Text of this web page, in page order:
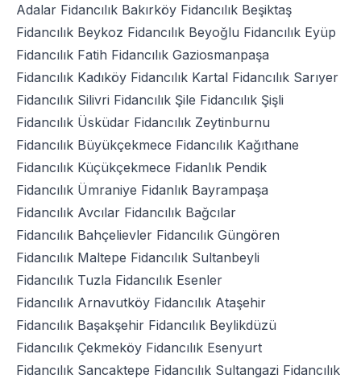
Adalar Fidancılık Bakırköy Fidancılık Beşiktaş
Fidancılık Beykoz Fidancılık Beyoğlu Fidancılık Eyüp
Fidancılık Fatih Fidancılık Gaziosmanpaşa
Fidancılık Kadıköy Fidancılık Kartal Fidancılık Sarıyer
Fidancılık Silivri Fidancılık Şile Fidancılık Şişli
Fidancılık Üsküdar Fidancılık Zeytinburnu
Fidancılık Büyükçekmece Fidancılık Kağıthane
Fidancılık Küçükçekmece Fidanlık Pendik
Fidancılık Ümraniye Fidanlık Bayrampaşa
Fidancılık Avcılar Fidancılık Bağcılar
Fidancılık Bahçelievler Fidancılık Güngören
Fidancılık Maltepe Fidancılık Sultanbeyli
Fidancılık Tuzla Fidancılık Esenler
Fidancılık Arnavutköy Fidancılık Ataşehir
Fidancılık Başakşehir Fidancılık Beylikdüzü
Fidancılık Çekmeköy Fidancılık Esenyurt
Fidancılık Sancaktepe Fidancılık Sultangazi Fidancılık